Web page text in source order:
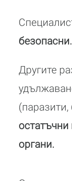
безопасни.
Другите
(паразити,
остатъчни
органи.